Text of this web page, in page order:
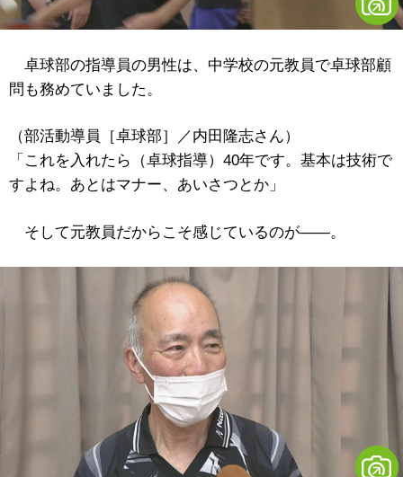
卓球部の指導員の男性は、中学校の元教員で卓球部顧
問も務めていました。
（部活動導員［卓球部］／内田隆志さん）
「これを入れたら（卓球指導）40年です。基本は技術で
すよね。あとはマナー、あいさつとか」
そして元教員だからこそ感じているのが――。